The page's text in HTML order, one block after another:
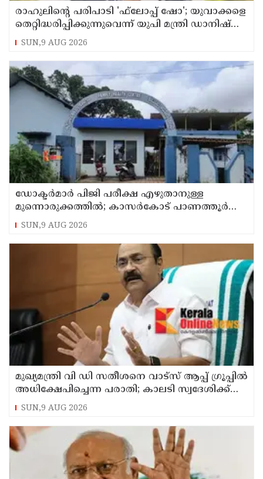
രാഹുലിന്റെ പരിപാടി 'ഫ്‌ലോപ്പ് ഷോ'; യുവാക്കളെ
തെറ്റിദ്ധരിപ്പിക്കുന്നുവെന്ന് യുപി മന്ത്രി ഡാനിഷ്
അന്‍സാരി
SUN,9 AUG 2026
ഡോക്ടര്‍മാര്‍ പിജി പരീക്ഷ എഴുതാനുള്ള
മുന്നൊരുക്കത്തില്‍; കാസര്‍കോട് പാണത്തൂര്‍
കുടുംബാരോഗ്യ കേന്ദ്രം അടച്ചുപൂട്ടി
SUN,9 AUG 2026
മുഖ്യമന്ത്രി വി ഡി സതീശനെ വാട്‌സ് ആപ്പ് ഗ്രൂപ്പില്‍
അധിക്ഷേപിച്ചെന്ന പരാതി; കാലടി സ്വദേശിക്ക്
എതിരെ കേസ്
SUN,9 AUG 2026